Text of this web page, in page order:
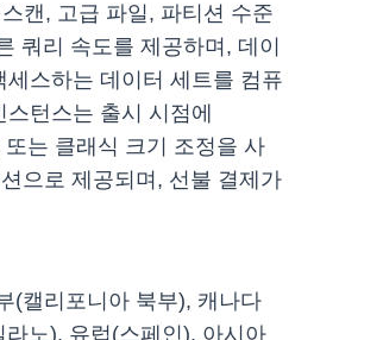
캔, 고급 파일, 파티션 수준
쿼리 속도를 제공하며, 데이
스하는 데이터 세트를 컴퓨
턴스는 출시 시점에
는 클래식 크기 조정을 사
으로 제공되며, 선불 결제가
(캘리포니아 북부), 캐나다
노), 유럽(스페인), 아시아